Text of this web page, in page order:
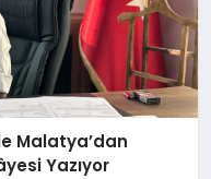
Malatya’dan
Yazıyor